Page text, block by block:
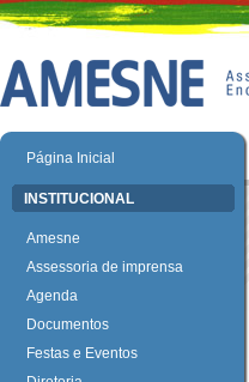
Página Inicial
INSTITUCIONAL
Amesne
Assessoria de imprensa
Agenda
Documentos
Festas e Eventos